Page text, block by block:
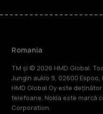
Romania
TM și © 2026 HMD Global.
Jungin aukio 9, 02600
HMD Global Oy este
telefoane. Nokia este marcă
Corporation.